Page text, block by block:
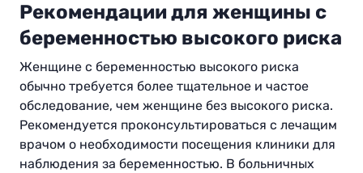
Рекомендации для женщины с
беременностью высокого риска
Женщине с беременностью высокого риска
обычно требуется более тщательное и частое
обследование, чем женщине без высокого риска.
Рекомендуется проконсультироваться с лечащим
врачом о необходимости посещения клиники для
наблюдения за беременностью. В больничных